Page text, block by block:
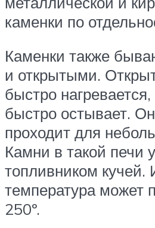
каменки по
Каменки также
и открытыми.
быстро
быстро остывает.
проходит для
Камни в такой печи
топливником кучей.
температура может
250º.